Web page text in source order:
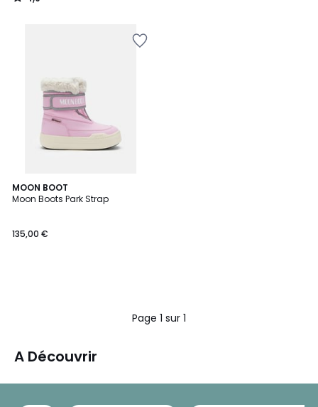
/
MOON BOOT
Moon Boots Park Strap
135,00 €
Page 1 sur 1
A Découvrir